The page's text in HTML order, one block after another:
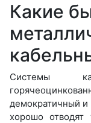
Какие
Системы
демократичный и
хорошо